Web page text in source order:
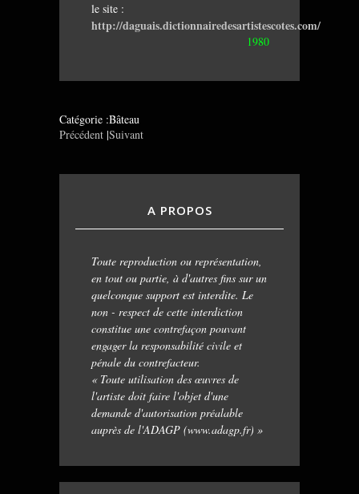
le site :
http://daguais.dictionnairedesartistescotes.com/
1980
Catégorie :Bâteau
Précédent |Suivant
A PROPOS
Toute reproduction ou représentation,
en tout ou partie, à d'autres fins sur un
quelconque support est interdite. Le
non - respect de cette interdiction
constitue une contrefaçon pouvant
engager la responsabilité civile et
pénale du contrefacteur.
« Toute utilisation des œuvres de
l'artiste doit faire l'objet d'une
demande d'autorisation préalable
auprès de l'ADAGP (www.adagp.fr) »